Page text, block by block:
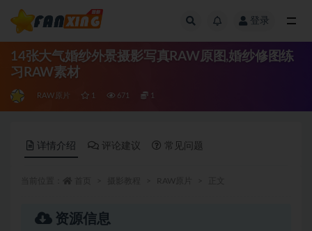
登录
14张大气婚纱外景摄影写真RAW原图,婚纱修图练
习RAW素材
RAW原片 1 671 1
详情介绍 评论建议 常见问题
资源信息